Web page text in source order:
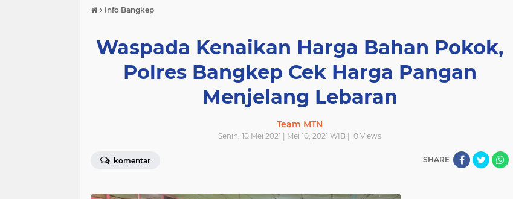
› Info Bangkep
Waspada Kenaikan Harga Bahan Pokok,
Polres Bangkep Cek Harga Pangan
Menjelang Lebaran
Team MTN
Senin, 10 Mei 2021 | Mei 10, 2021 WIB | 0 Views
komentar SHARE